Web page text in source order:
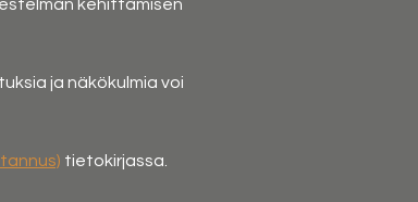
kehittämisen
ja näkökulmia voi
tietokirjassa.